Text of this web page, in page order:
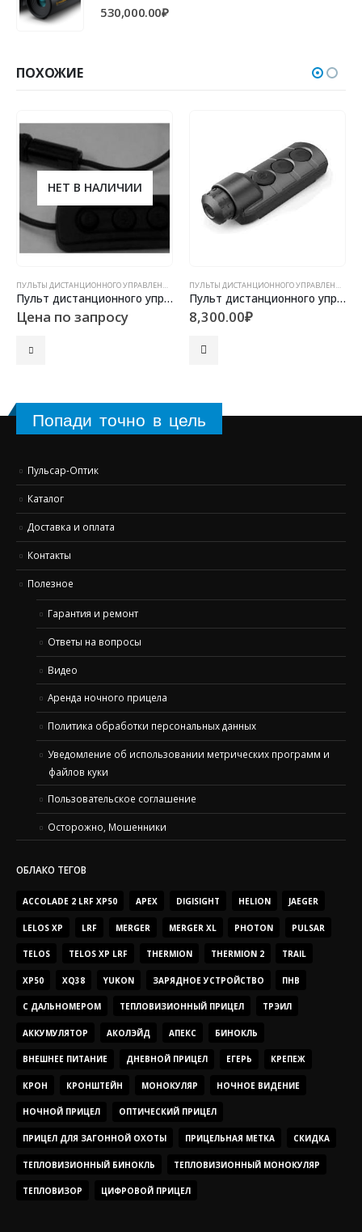
530,000.00₽
ПОХОЖИЕ
НЕТ В НАЛИЧИИ
ПУЛЬТЫ ДИСТАНЦИОННОГО УПРАВЛЕНИЯ
Пульт дистанционного управления для прицелов Sentinel и Phantom
Цена по запросу
ПУЛЬТЫ ДИСТАНЦИОННОГО УПРАВЛЕНИЯ
Пульт дистанционного управления для прицела Pulsar Thermion XL
8,300.00₽
Попади точно в цель
Пульсар-Оптик
Каталог
Доставка и оплата
Контакты
Полезное
Гарантия и ремонт
Ответы на вопросы
Видео
Аренда ночного прицела
Политика обработки персональных данных
Уведомление об использовании метрических программ и
файлов куки
Пользовательское соглашение
Осторожно, Мошенники
ОБЛАКО ТЕГОВ
ACCOLADE 2 LRF XP50 APEX DIGISIGHT HELION JAEGER
LELOS XP LRF MERGER MERGER XL PHOTON PULSAR
TELOS TELOS XP LRF THERMION THERMION 2 TRAIL
XP50 XQ38 YUKON ЗАРЯДНОЕ УСТРОЙСТВО ПНВ
С ДАЛЬНОМЕРОМ ТЕПЛОВИЗИОННЫЙ ПРИЦЕЛ ТРЭИЛ
АККУМУЛЯТОР АКОЛЭЙД АПЕКС БИНОКЛЬ
ВНЕШНЕЕ ПИТАНИЕ ДНЕВНОЙ ПРИЦЕЛ ЕГЕРЬ КРЕПЕЖ
КРОН КРОНШТЕЙН МОНОКУЛЯР НОЧНОЕ ВИДЕНИЕ
НОЧНОЙ ПРИЦЕЛ ОПТИЧЕСКИЙ ПРИЦЕЛ
ПРИЦЕЛ ДЛЯ ЗАГОННОЙ ОХОТЫ ПРИЦЕЛЬНАЯ МЕТКА СКИДКА
ТЕПЛОВИЗИОННЫЙ БИНОКЛЬ ТЕПЛОВИЗИОННЫЙ МОНОКУЛЯР
ТЕПЛОВИЗОР ЦИФРОВОЙ ПРИЦЕЛ